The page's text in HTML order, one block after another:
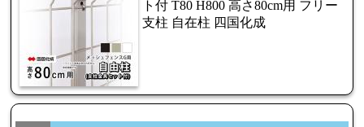
ト付 T80 H800 高さ80cm用 フリー
支柱 自在柱 四国化成